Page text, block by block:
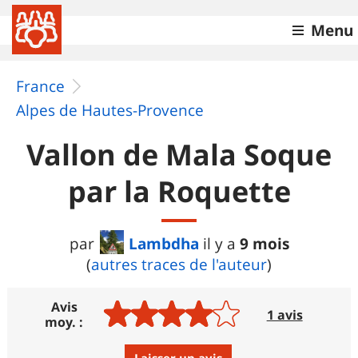
Menu
France
Alpes de Hautes-Provence
Vallon de Mala Soque
par la Roquette
par Lambdha il y a 9 mois
(autres traces de l'auteur)
Avis
moy. :
1 avis